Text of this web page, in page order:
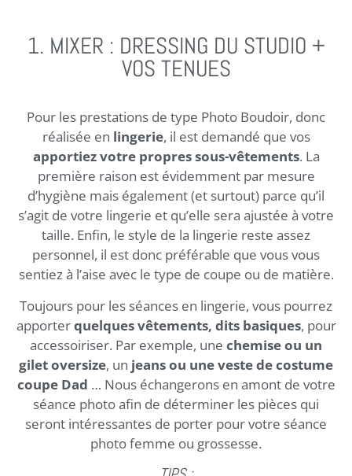
1. MIXER : DRESSING DU STUDIO +
VOS TENUES
Pour les prestations de type Photo Boudoir, donc
réalisée en lingerie, il est demandé que vos
apportiez votre propres sous-vêtements. La
première raison est évidemment par mesure
d’hygiène mais également (et surtout) parce qu’il
s’agit de votre lingerie et qu’elle sera ajustée à votre
taille. Enfin, le style de la lingerie reste assez
personnel, il est donc préférable que vous vous
sentiez à l’aise avec le type de coupe ou de matière.
Toujours pour les séances en lingerie, vous pourrez
apporterquelques vêtements, dits basiques, pour
accessoiriser. Par exemple, une chemise ou un
gilet oversize, un jeans ou une veste de costume
coupe Dad … Nous échangerons en amont de votre
séance photo afin de déterminer les pièces qui
seront intéressantes de porter pour votre séance
photo femme ou grossesse.